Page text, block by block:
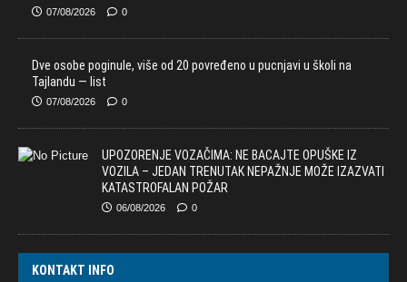
07/08/2026 0
Dve osobe poginule, više od 20 povređeno u pucnjavi u školi na
Tajlandu — list
07/08/2026 0
UPOZORENJE VOZAČIMA: NE BACAJTE OPUŠKE IZ
VOZILA – JEDAN TRENUTAK NEPAŽNJE MOŽE IZAZVATI
KATASTROFALAN POŽAR
06/08/2026 0
KONTAKT INFO